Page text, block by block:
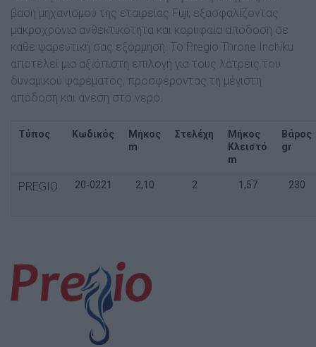
βάση μηχανισμού της εταιρείας Fuji, εξασφαλίζοντας
μακροχρόνια ανθεκτικότητα και κορυφαία απόδοση σε
κάθε ψαρευτική σας εξόρμηση. Το Pregio Throne Inchiku
αποτελεί μια αξιόπιστη επιλογή για τους λάτρεις του
δυναμικού ψαρέματος, προσφέροντας τη μέγιστη
απόδοση και άνεση στο νερό.
Τύπος Κωδικός
Μήκος
m
Στελέχη
Μήκος
Κλειστό
m
Βάρος
gr
PREGIO 20-0221 2,10 2 1,57 230